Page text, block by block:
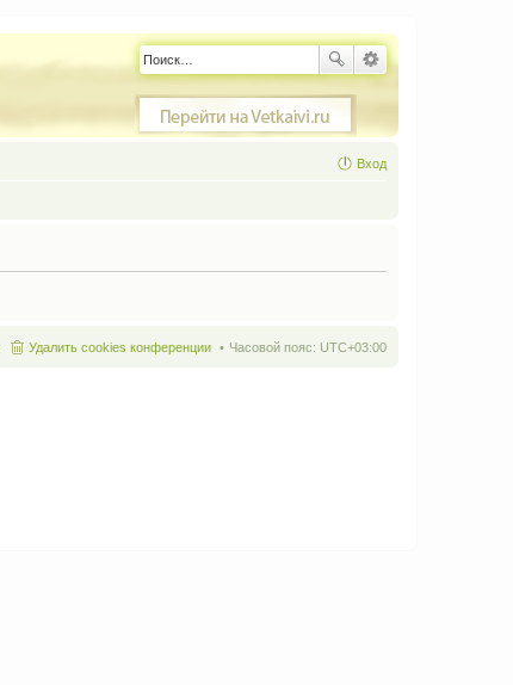
Вход
Часовой пояс: UTC+03:00
Удалить cookies конференции